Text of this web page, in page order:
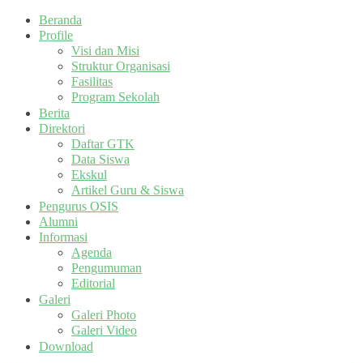
Beranda
Profile
Visi dan Misi
Struktur Organisasi
Fasilitas
Program Sekolah
Berita
Direktori
Daftar GTK
Data Siswa
Ekskul
Artikel Guru & Siswa
Pengurus OSIS
Alumni
Informasi
Agenda
Pengumuman
Editorial
Galeri
Galeri Photo
Galeri Video
Download